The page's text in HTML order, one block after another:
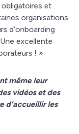
et
organisations
d’onboarding
excellente
! »
même leur
vidéos et des
d’accueillir les